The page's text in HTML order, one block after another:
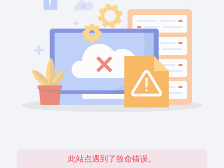
此站点遇到了致命错误。